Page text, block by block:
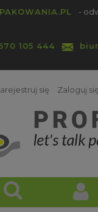
-
105 444
się Zaloguj się